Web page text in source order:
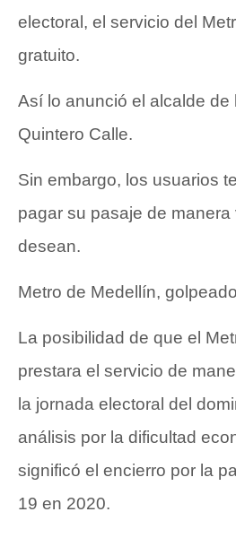
electoral , el servicio del
gratuito.
Así lo anunció el alcalde de
Quintero Calle.
Sin embargo, los usuarios
pagar su pasaje de
desean.
Metro de Medellín,
La posibilidad de que el
prestara el servicio de
la jornada electoral del
análisis por la dificultad
significó el encierro por la
19 en 2020.